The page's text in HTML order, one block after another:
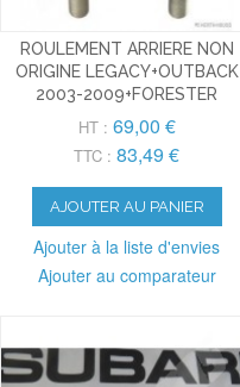
ROULEMENT ARRIERE NON
ORIGINE LEGACY+OUTBACK
2003-2009+FORESTER
HT : 69,00 €
TTC : 83,49 €
AJOUTER AU PANIER
Ajouter à la liste d'envies
Ajouter au comparateur